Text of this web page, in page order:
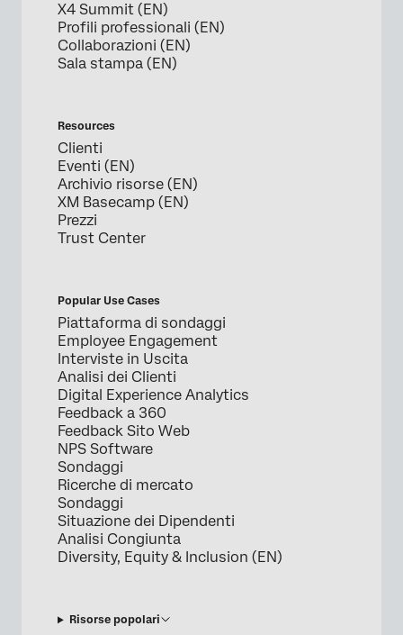
X4 Summit (EN)
Profili professionali (EN)
Collaborazioni (EN)
Sala stampa (EN)
Resources
Clienti
Eventi (EN)
Archivio risorse (EN)
XM Basecamp (EN)
Prezzi
Trust Center
Popular Use Cases
Piattaforma di sondaggi
Employee Engagement
Interviste in Uscita
Analisi dei Clienti
Digital Experience Analytics
Feedback a 360
Feedback Sito Web
NPS Software
Sondaggi
Ricerche di mercato
Sondaggi
Situazione dei Dipendenti
Analisi Congiunta
Diversity, Equity & Inclusion (EN)
Risorse popolari